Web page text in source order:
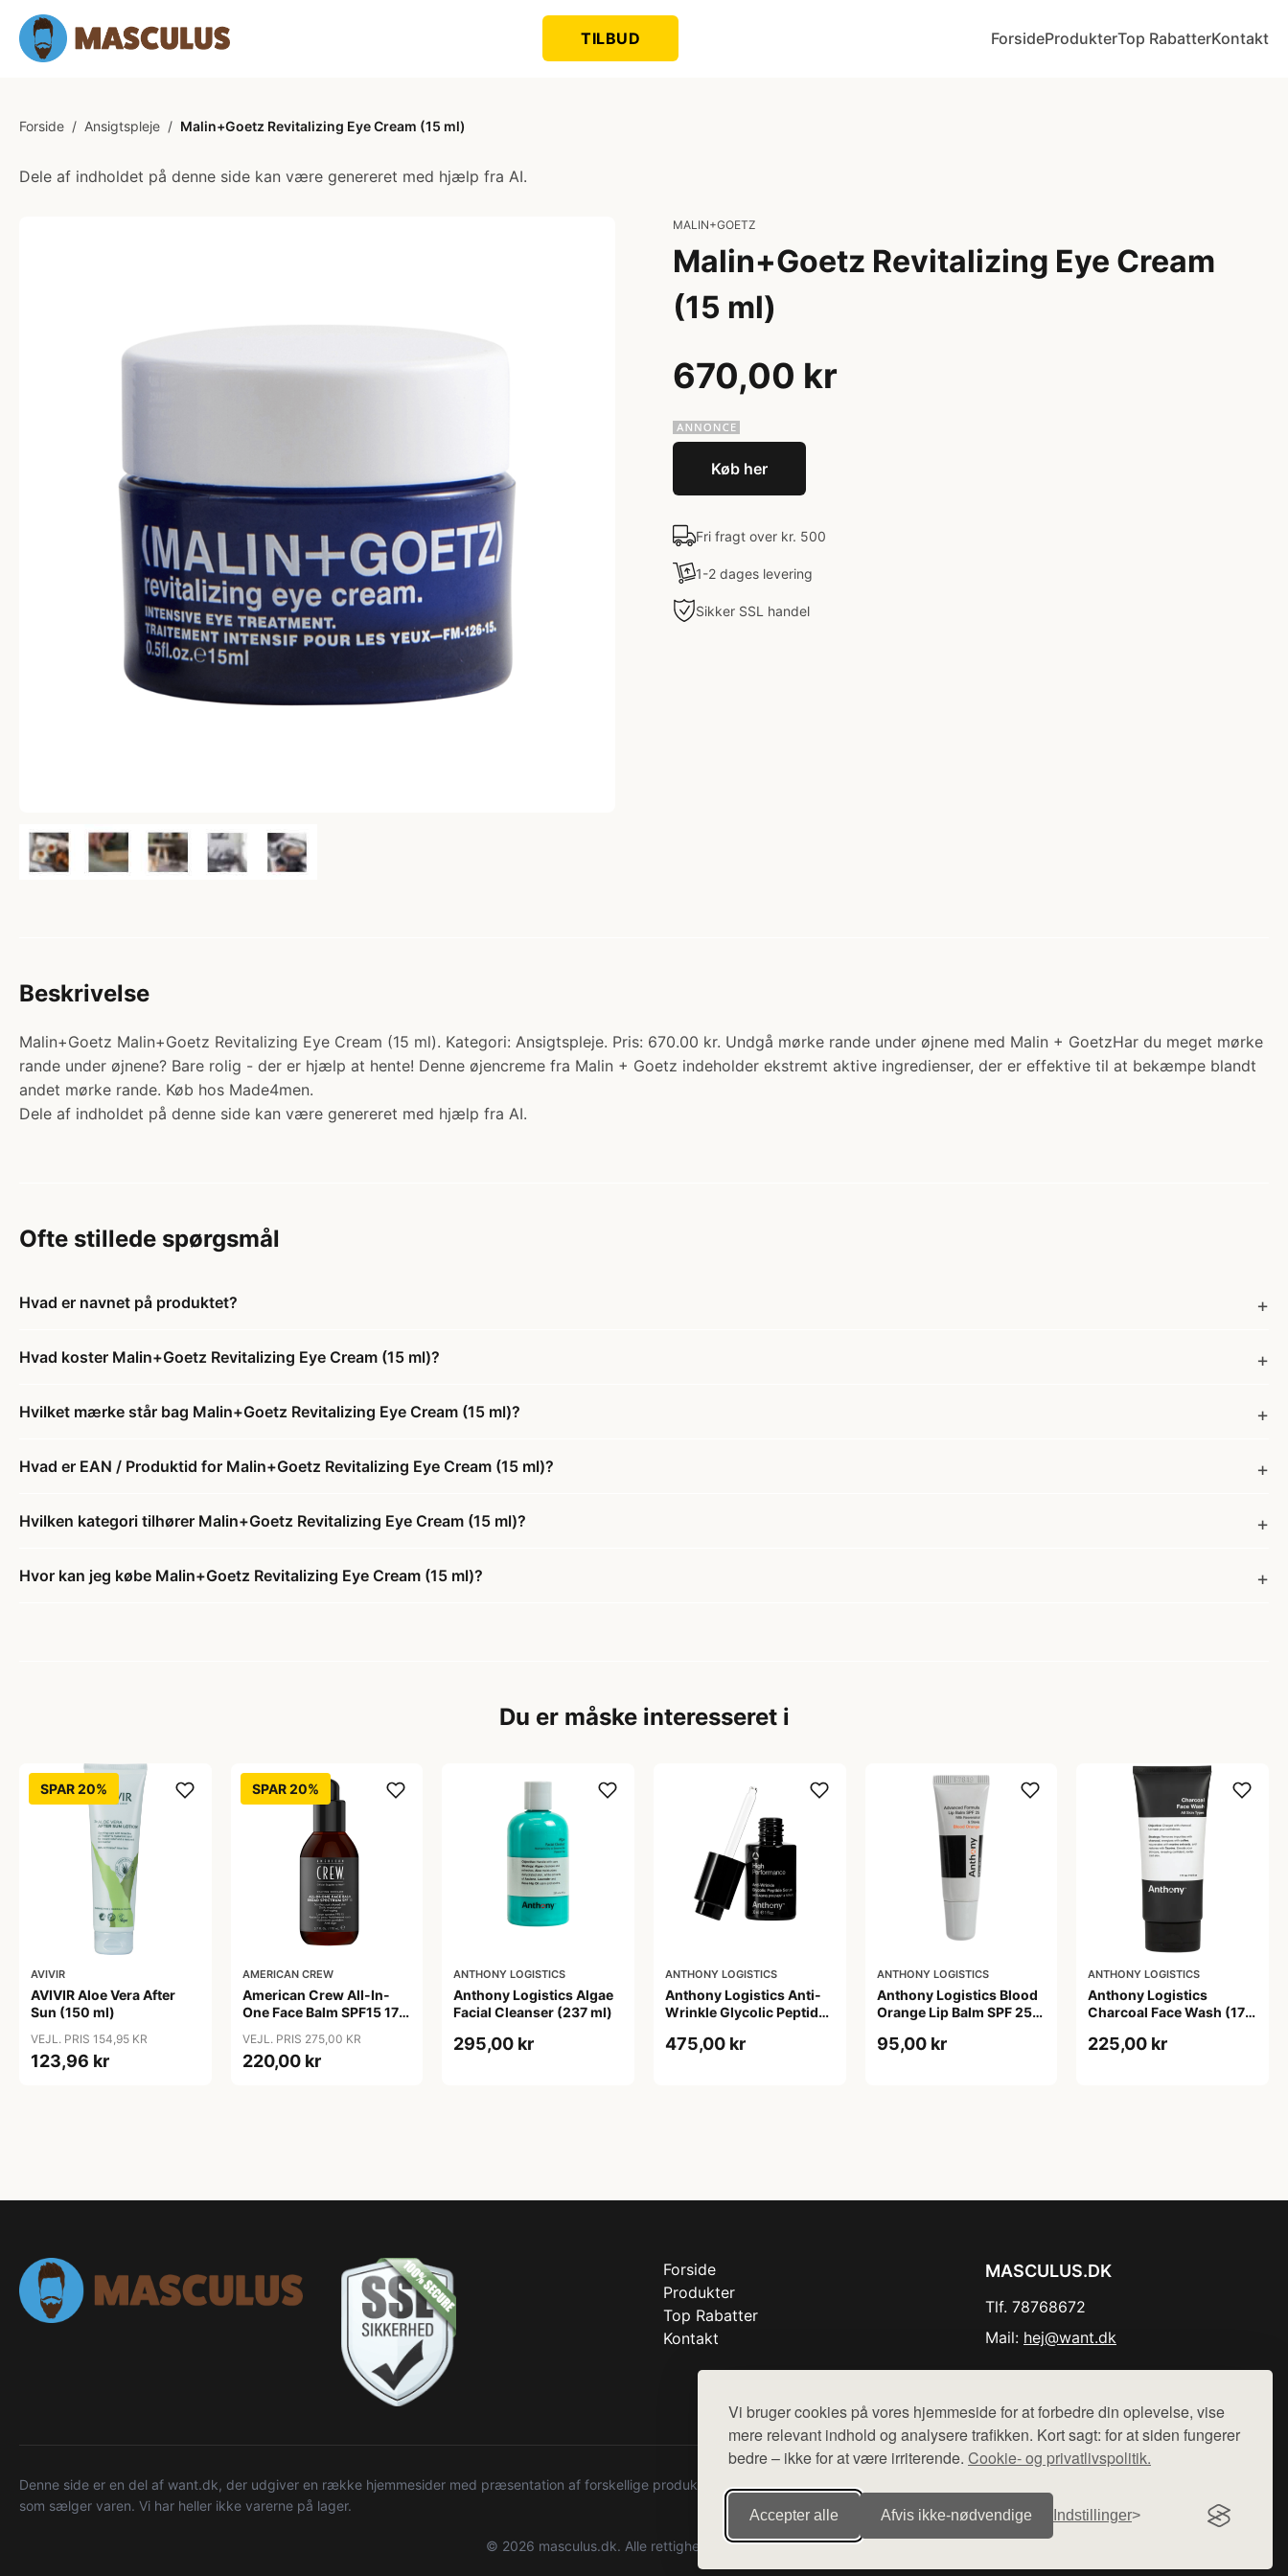
Vi bruger cookies på vores hjemmeside for at forbedre din oplevelse, vise
mere relevant indhold og analysere trafikken. Kort sagt: for at siden fungerer
bedre – ikke for at være irriterende. Cookie- og privatlivspolitik.
Accepter alle Afvis ikke‑nødvendige Indstillinger
TILBUD ForsideProdukterTop RabatterKontakt
Forside / Ansigtspleje / Malin+Goetz Revitalizing Eye Cream (15 ml)
Dele af indholdet på denne side kan være genereret med hjælp fra AI.
MALIN+GOETZ
Malin+Goetz Revitalizing Eye Cream
(15 ml)
670,00 kr
Køb her
Fri fragt over kr. 500
1-2 dages levering
Sikker SSL handel
Beskrivelse
Malin+Goetz Malin+Goetz Revitalizing Eye Cream (15 ml). Kategori: Ansigtspleje. Pris: 670.00 kr. Undgå mørke rande under øjnene med Malin + GoetzHar du meget mørke
rande under øjnene? Bare rolig - der er hjælp at hente! Denne øjencreme fra Malin + Goetz indeholder ekstremt aktive ingredienser, der er effektive til at bekæmpe blandt
andet mørke rande. Køb hos Made4men.
Dele af indholdet på denne side kan være genereret med hjælp fra AI.
Ofte stillede spørgsmål
Hvad er navnet på produktet?
Hvad koster Malin+Goetz Revitalizing Eye Cream (15 ml)?
Hvilket mærke står bag Malin+Goetz Revitalizing Eye Cream (15 ml)?
Hvad er EAN / Produktid for Malin+Goetz Revitalizing Eye Cream (15 ml)?
Hvilken kategori tilhører Malin+Goetz Revitalizing Eye Cream (15 ml)?
Hvor kan jeg købe Malin+Goetz Revitalizing Eye Cream (15 ml)?
Du er måske interesseret i
SPAR 20%
AVIVIR
AVIVIR Aloe Vera After
Sun (150 ml)
VEJL. PRIS 154,95 KR
123,96 kr
SPAR 20%
AMERICAN CREW
American Crew All-In-
One Face Balm SPF15 170
VEJL. PRIS 275,00 KR
220,00 kr
ANTHONY LOGISTICS
Anthony Logistics Algae
Facial Cleanser (237 ml)
295,00 kr
ANTHONY LOGISTICS
Anthony Logistics Anti-
Wrinkle Glycolic Peptide
475,00 kr
ANTHONY LOGISTICS
Anthony Logistics Blood
Orange Lip Balm SPF 25
95,00 kr
ANTHONY LOGISTICS
Anthony Logistics
Charcoal Face Wash (177
225,00 kr
Forside
Produkter
Top Rabatter
Kontakt
MASCULUS.DK
Tlf. 78768672
Mail: hej@want.dk
Denne side er en del af want.dk, der udgiver en række hjemmesider med præsentation af forskellige produkter fra diverse webshops. Der sælges ikke varer fra denne side - vi henviser til de shops,
som sælger varen. Vi har heller ikke varerne på lager.
© 2026 masculus.dk. Alle rettigheder forbeholdes.